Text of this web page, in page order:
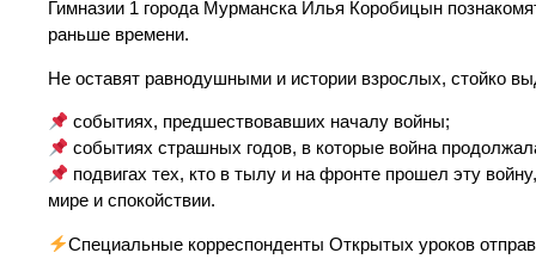
Гимназии 1 города Мурманска Илья Коробицын
раньше времени.
Не оставят равнодушными и истории взрослых, стойко
событиях, предшествовавших началу войны;
событиях страшных годов, в которые война
подвигах тех, кто в тылу и на фронте прошел эту
мире и спокойствии.
Специальные корреспонденты Открытых уроков